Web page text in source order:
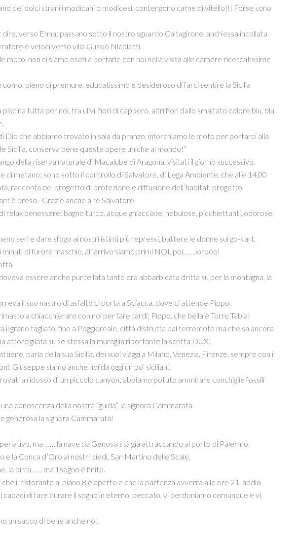
dei dolci strani i modicani o modicesi, contengono carne di vitello!!! Forse sono
verso Enna; passano sotto il nostro sguardo Caltagirone, anch’essa incollata
e veloci verso villa Gussio Nicoletti.
moto, non ci siamo osati a portarle con noi nella visita alle camere ricercatissime
pieno di premure, educatissimo e desideroso di farci sentire la Sicilia
piscina tutta per noi, tra ulivi, fiori di cappero, altri fiori dallo smaltato colore blu, blu
Dio che abbiamo trovato in sala da pranzo, inforchiamo le moto per portarci alla
Sicilia, conserva bene queste opere uniche al mondo!”
della riserva naturale di Macalube di Aragona, visitati il giorno successivo.
di metano; sono sotto il controllo di Salvatore, di Lega Ambiente, che alle 14,00
racconta del progetto di protezione e diffusione dell’habitat, progetto
preso.- Grazie anche a te Salvatore.
relax benessere: bagno turco, acque ghiacciate, nebulose, picchiettanti, odorose,
seri e dare sfogo ai nostri istinti più repressi, battere le donne sui go-kart.
di furore maschio, all’arrivo siamo primi NOI, poi…….lorooo!
essere anche puntellata tanto era abbarbicata dritta su per la montagna, la
il suo nastro di asfalto ci porta a Sciacca, dove ci attende Pippo.
a chiacchierare con noi per fare tardi; Pippo, che bella è Torre Tabia!
il grano tagliato, fino a Poggioreale, città distrutta dal terremoto ma che sa ancora
attorcigliata su se stessa la muraglia riportante la scritta DUX.
parla della sua Sicilia, dei suoi viaggi a Milano, Venezia, Firenze, sempre con il
Giuseppe siamo anche noi da oggi un po’ siciliani.
a ridosso di un piccolo canyon; abbiamo potuto ammirare conchiglie fossili
conoscenza della nostra “guida”, la signora Cammarata.
generosa la signora Cammarata!
ma …… la nave da Genova stà già attraccando al porto di Palermo.
la Conca d’Oro ai nostri piedi, San Martino delle Scale.
la birra…… ma il sogno è finito.
il ristorante al piano 8 è aperto e che la partenza avverrà alle ore 21, addio
di fare durare il sogno in eterno, peccato, vi perdoniamo comunque e vi
un sacco di bene anche noi.